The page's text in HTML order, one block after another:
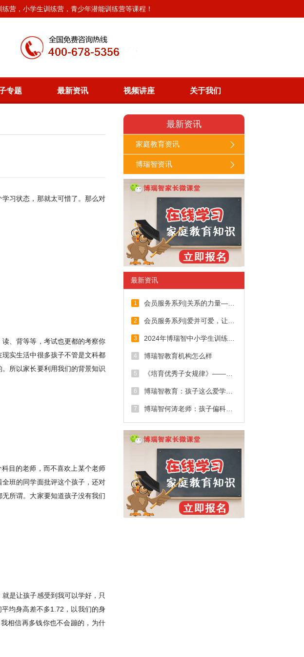
营，小学生训练营，青少年潜能训练营等课程！
专题 最新资讯 视频讲座 关于我们
习状态，那就太可惜了。那么对
、背等等，考试也更都的考察你
实生活中很多孩子不管是文科都
所以家长要利用我们的背景知识
目的老师，而不喜欢上某个老师
班的同学面批评这个孩子，还对
所谓。大家要知道孩子没有我们
是让孩子感受到我可以学好，只
均身高差不多1.72，以我们的身
相信再多钱你也不会蹦的，为什
最新资讯
家庭教育资讯
博瑞智资讯
最新资讯
1
2
3
4 博瑞智教育机构怎么样
5
6
7